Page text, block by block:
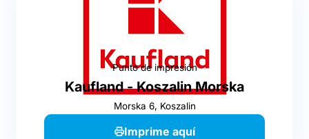
Punto de impresión
Kaufland - Koszalin Morska
Morska 6, Koszalin
Imprime aquí